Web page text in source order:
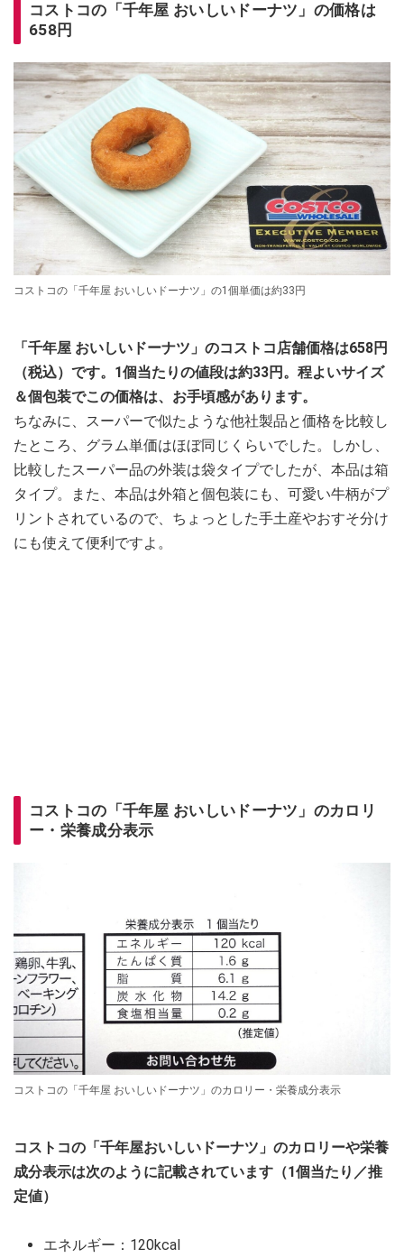
コストコの「千年屋 おいしいドーナツ」の価格は
658円
コストコの「千年屋 おいしいドーナツ」の1個単価は約33円
「千年屋 おいしいドーナツ」のコストコ店舗価格は658円
（税込）です。1個当たりの値段は約33円。程よいサイズ
＆個包装でこの価格は、お手頃感があります。
ちなみに、スーパーで似たような他社製品と価格を比較し
たところ、グラム単価はほぼ同じくらいでした。しかし、
比較したスーパー品の外装は袋タイプでしたが、本品は箱
タイプ。また、本品は外箱と個包装にも、可愛い牛柄がプ
リントされているので、ちょっとした手土産やおすそ分け
にも使えて便利ですよ。
コストコの「千年屋 おいしいドーナツ」のカロリ
ー・栄養成分表示
コストコの「千年屋 おいしいドーナツ」のカロリー・栄養成分表示
コストコの「千年屋おいしいドーナツ」のカロリーや栄養
成分表示は次のように記載されています（1個当たり／推
定値）
エネルギー：120kcal